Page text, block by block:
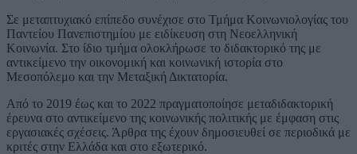
Σε μεταπτυχιακό επίπεδο συνέχισε στο Τμήμα Κοινωνιολογίας του
Παντείου Πανεπιστημίου με ειδίκευση στη Νεοελληνική
Κοινωνία. Στο ίδιο τμήμα ολοκλήρωσε το διδακτορικό της με
αντικείμενο την οικονομική και κοινωνική ιστορία στο
Μεσοπόλεμο και την Μεταξική Δικτατορία.
Από το 2019 έως και το 2022 πραγματοποίησε μεταδιδακτορική
έρευνα στο αντικείμενο της κοινωνικής πολιτικής με έμφαση στις
εργασιακές σχέσεις. Άρθρα της έχουν δημοσιευθεί σε περιοδικά με
κριτές στην Ελλάδα και στο εξωτερικό.